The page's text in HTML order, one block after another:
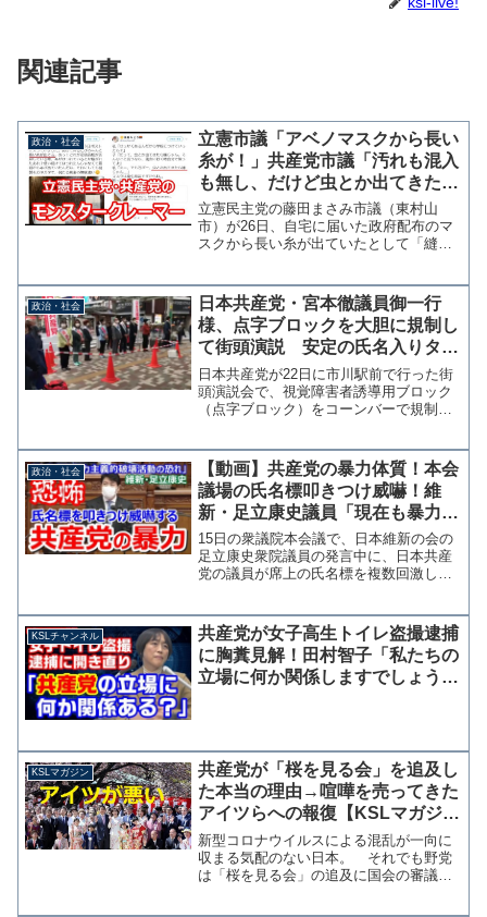
関連記事
政治・社会
立憲市議「アベノマスクから長い
糸が！」共産党市議「汚れも混入
も無し、だけど虫とか出てきたら
嫌！」もう無茶苦茶
立憲民主党の藤田まさみ市議（東村山
市）が26日、自宅に届いた政府配布のマ
スクから長い糸が出ていたとして「縫製
削除したのでＦＢを貼ります忘れかけて
いた #アベノマスク、今...
政治・社会
日本共産党・宮本徹議員御一行
様、点字ブロックを大胆に規制し
て街頭演説 安定の氏名入りタス
キ着用も
日本共産党が22日に市川駅前で行った街
頭演説会で、視覚障害者誘導用ブロック
（点字ブロック）をコーンバーで規制し
と、宮本徹衆議院議員の演説会で来年の
統一地方選に向けた支援を...
政治・社会
【動画】共産党の暴力体質！本会
議場の氏名標叩きつけ威嚇！維
新・足立康史議員「現在も暴力主
義的破壊活動の恐れがある」
15日の衆議院本会議で、日本維新の会の
足立康史衆院議員の発言中に、日本共産
党の議員が席上の氏名標を複数回激しく
となっているという発言を妨害する目的
と思われるが、大島委員...
KSLチャンネル
共産党が女子高生トイレ盗撮逮捕
に胸糞見解！田村智子「私たちの
立場に何か関係しますでしょう
KSLマガジン
共産党が「桜を見る会」を追及し
た本当の理由→喧嘩を売ってきた
アイツらへの報復【KSLマガジン
vol.10】
新型コロナウイルスによる混乱が一向に
収まる気配のない日本。 それでも野党
は「桜を見る会」の追及に国会の審議時